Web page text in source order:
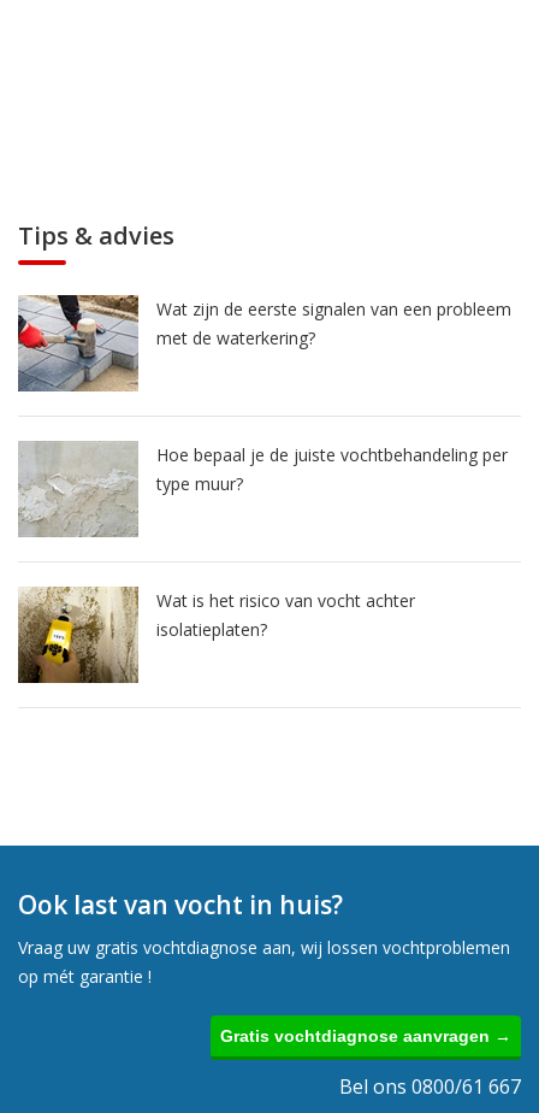
Tips & advies
Wat zijn de eerste signalen van een probleem
met de waterkering?
Hoe bepaal je de juiste vochtbehandeling per
type muur?
Wat is het risico van vocht achter
isolatieplaten?
Ook last van vocht in huis?
Vraag uw gratis vochtdiagnose aan, wij lossen vochtproblemen
op mét garantie !
Gratis vochtdiagnose aanvragen →
Bel ons 0800/61 667